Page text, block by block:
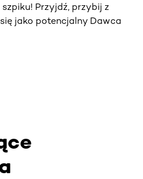
Przyjdź, przybij z
jako potencjalny Dawca